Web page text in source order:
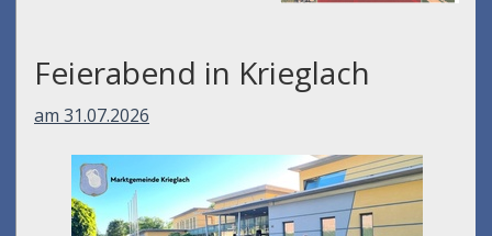
Feierabend in Krieglach
am 31.07.2026